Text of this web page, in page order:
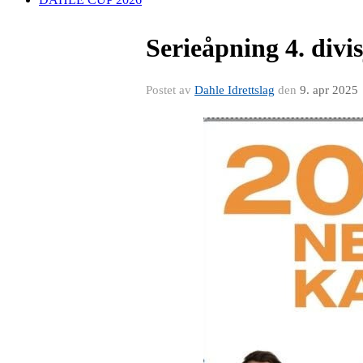
Serieåpning 4.
Postet av Dahle Idrettslag den 9. apr 2025